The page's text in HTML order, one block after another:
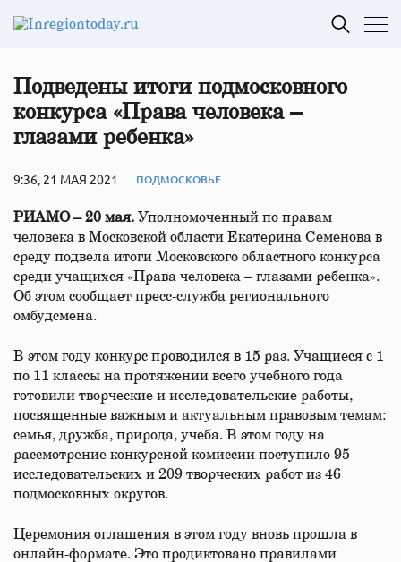
Подведены итоги подмосковного
конкурса «Права человека –
глазами ребенка»
9:36, 21 МАЯ 2021 ПОДМОСКОВЬЕ
РИАМО – 20 мая. Уполномоченный по правам
человека в Московской области Екатерина Семенова в
среду подвела итоги Московского областного конкурса
среди учащихся «Права человека – глазами ребенка».
Об этом сообщает пресс-служба регионального
омбудсмена.
В этом году конкурс проводился в 15 раз. Учащиеся с 1
по 11 классы на протяжении всего учебного года
готовили творческие и исследовательские работы,
посвященные важным и актуальным правовым темам:
семья, дружба, природа, учеба. В этом году на
рассмотрение конкурсной комиссии поступило 95
исследовательских и 209 творческих работ из 46
подмосковных округов.
Церемония оглашения в этом году вновь прошла в
онлайн-формате. Это продиктовано правилами